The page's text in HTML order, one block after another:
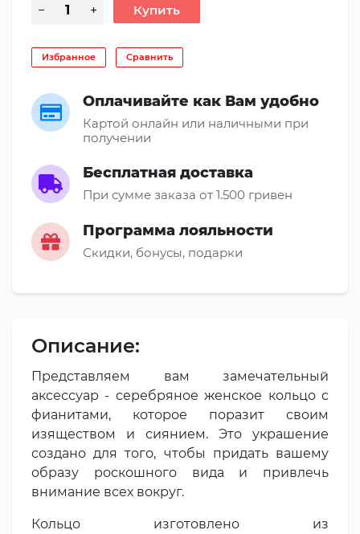
Избранное Сравнить
Оплачивайте как Вам удобно
Картой онлайн или наличными при
получении
Бесплатная доставка
При сумме заказа от 1.500 гривен
Программа лояльности
Скидки, бонусы, подарки
Описание:
Представляем вам замечательный
аксессуар - серебряное женское кольцо с
фианитами, которое поразит своим
изяществом и сиянием. Это украшение
создано для того, чтобы придать вашему
образу роскошного вида и привлечь
внимание всех вокруг.
Кольцо изготовлено из